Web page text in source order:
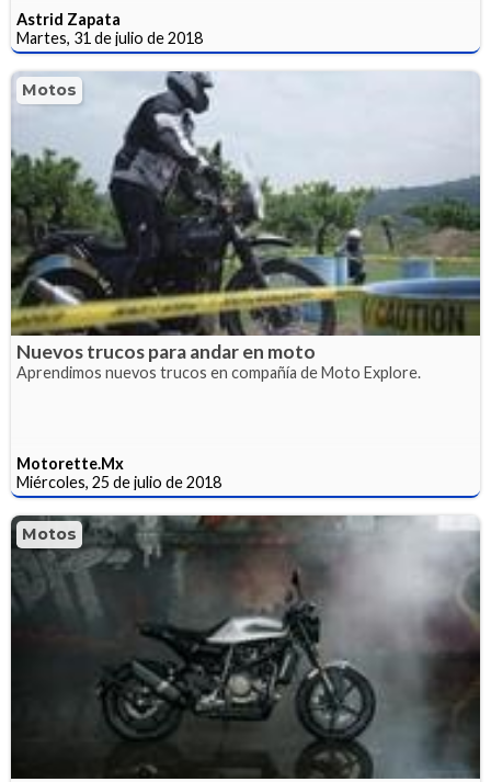
Astrid Zapata
Martes, 31 de julio de 2018
Motos
Nuevos trucos para andar en moto
Aprendimos nuevos trucos en compañía de Moto Explore.
Motorette.Mx
Miércoles, 25 de julio de 2018
Motos